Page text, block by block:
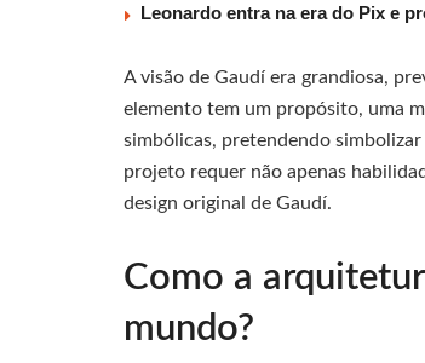
Leonardo entra na era do Pix e
A visão de Gaudí era grandiosa,
elemento tem um propósito, uma
simbólicas, pretendendo
projeto requer não apenas
design original de Gaudí.
Como a
mundo?